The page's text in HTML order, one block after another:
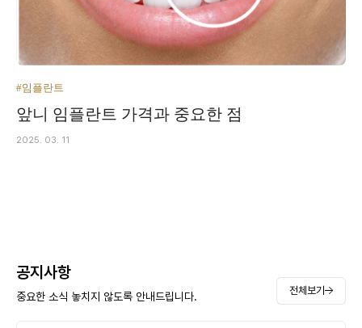
#임플란트
앞니 임플란트 가격과 중요한 점
2025. 03. 11
공지사항
중요한 소식 놓치지 않도록 안내드립니다. 전체보기